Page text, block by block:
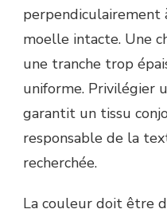
perpendiculairement
moelle intacte. Une
une tranche trop
uniforme. Privilégier
garantit un tissu
responsable de la
recherchée.
La couleur doit être